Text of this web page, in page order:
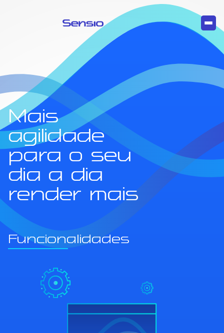
Mais
agilidade
para o seu
dia a dia
render mais
Funcionalidades